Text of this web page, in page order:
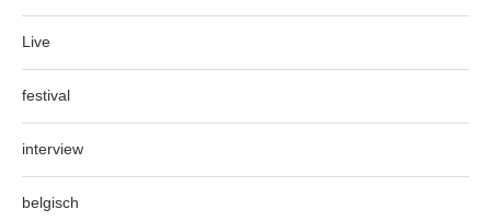
Live
festival
interview
belgisch